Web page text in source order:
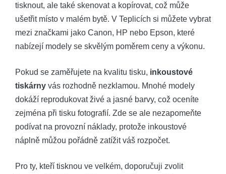
tisknout, ale také skenovat a kopírovat, což může
ušetřit místo v malém bytě. V Teplicích si můžete vybrat
mezi značkami jako Canon, HP nebo Epson, které
nabízejí modely se skvělým poměrem ceny a výkonu.
Pokud se zaměřujete na kvalitu tisku, inkoustové
tiskárny vás rozhodně nezklamou. Mnohé modely
dokáží reprodukovat živé a jasné barvy, což oceníte
zejména při tisku fotografií. Zde se ale nezapomeňte
podívat na provozní náklady, protože inkoustové
náplně můžou pořádně zatížit váš rozpočet.
Pro ty, kteří tisknou ve velkém, doporučuji zvolit